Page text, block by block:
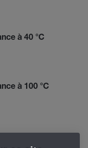
à 40 °C
à 100 °C